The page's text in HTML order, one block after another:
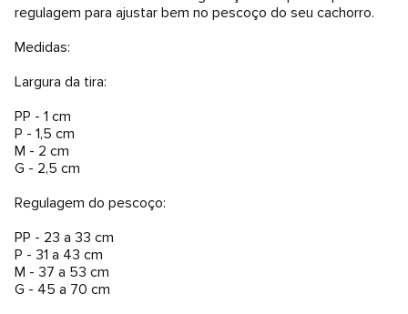
regulagem para ajustar bem no pescoço do seu cachorro.
Medidas:
Largura da tira:
PP - 1 cm
P - 1,5 cm
M - 2 cm
G - 2,5 cm
Regulagem do pescoço:
PP - 23 a 33 cm
P - 31 a 43 cm
M - 37 a 53 cm
G - 45 a 70 cm